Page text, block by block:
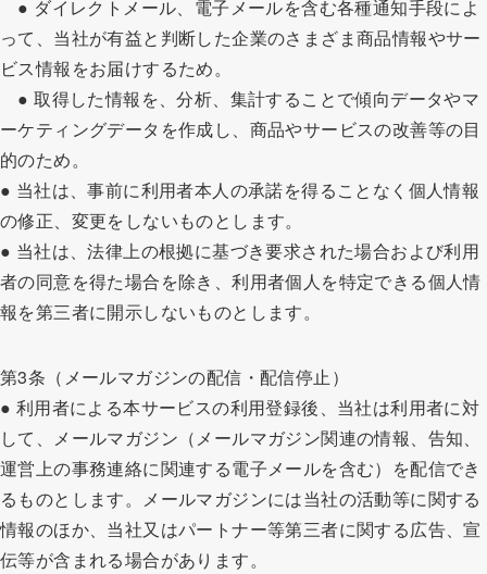
● ダイレクトメール、電子メールを含む各種通知手段によ
って、当社が有益と判断した企業のさまざま商品情報やサー
ビス情報をお届けするため。
● 取得した情報を、分析、集計することで傾向データやマ
ーケティングデータを作成し、商品やサービスの改善等の目
的のため。
● 当社は、事前に利用者本人の承諾を得ることなく個人情報
の修正、変更をしないものとします。
● 当社は、法律上の根拠に基づき要求された場合および利用
者の同意を得た場合を除き、利用者個人を特定できる個人情
報を第三者に開示しないものとします。
第3条（メールマガジンの配信・配信停止）
● 利用者による本サービスの利用登録後、当社は利用者に対
して、メールマガジン（メールマガジン関連の情報、告知、
運営上の事務連絡に関連する電子メールを含む）を配信でき
るものとします。メールマガジンには当社の活動等に関する
情報のほか、当社又はパートナー等第三者に関する広告、宣
伝等が含まれる場合があります。